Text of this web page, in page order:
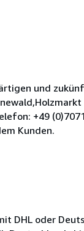
und
+49
Kunden.
DHL oder